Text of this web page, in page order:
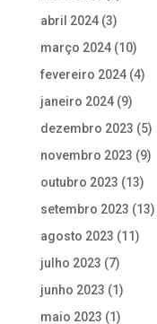
abril 2024(3)
março 2024(10)
fevereiro 2024(4)
janeiro 2024(9)
dezembro 2023 (5)
novembro 2023 (9)
outubro 2023 (13)
setembro 2023 (13)
agosto 2023 (11)
julho 2023 (7)
junho 2023 (1)
maio 2023 (1)